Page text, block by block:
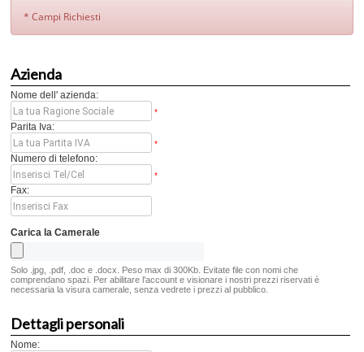
* Campi Richiesti
Azienda
Nome dell' azienda:
*
Parita Iva:
*
Numero di telefono:
*
Fax:
Carica la Camerale
Solo .jpg, .pdf, .doc e .docx. Peso max di 300Kb. Evitate file con nomi che
comprendano spazi. Per abilitare l'account e visionare i nostri prezzi riservati è
necessaria la visura camerale, senza vedrete i prezzi al pubblico.
Dettagli personali
Nome: